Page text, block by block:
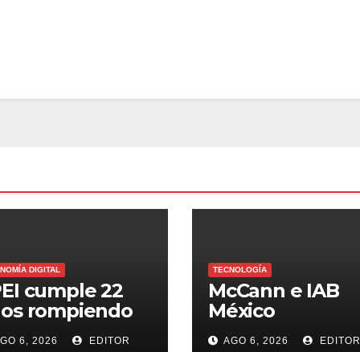
DIGITAL
cumple 22
rompiendo
en
6, 2026 EDITOR
TECNOLOGÍA
McCann e IAB
México
comparten 5
AGO 6, 2026 EDITOR